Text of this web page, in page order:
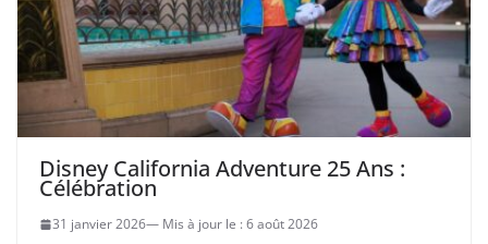
Disney California Adventure 25 Ans :
Célébration
31 janvier 2026 6 août 2026